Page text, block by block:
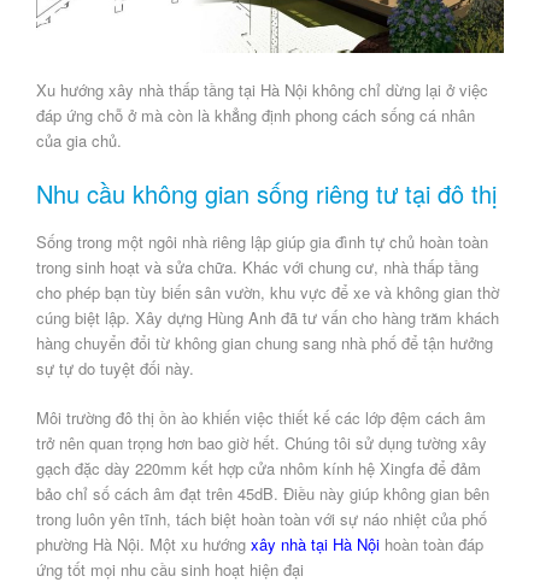
Xu hướng xây nhà thấp tầng tại Hà Nội không chỉ dừng lại ở việc
đáp ứng chỗ ở mà còn là khẳng định phong cách sống cá nhân
của gia chủ.
Nhu cầu không gian sống riêng tư tại đô thị
Sống trong một ngôi nhà riêng lập giúp gia đình tự chủ hoàn toàn
trong sinh hoạt và sửa chữa. Khác với chung cư, nhà thấp tầng
cho phép bạn tùy biến sân vườn, khu vực để xe và không gian thờ
cúng biệt lập. Xây dựng Hùng Anh đã tư vấn cho hàng trăm khách
hàng chuyển đổi từ không gian chung sang nhà phố để tận hưởng
sự tự do tuyệt đối này.
Môi trường đô thị ồn ào khiến việc thiết kế các lớp đệm cách âm
trở nên quan trọng hơn bao giờ hết. Chúng tôi sử dụng tường xây
gạch đặc dày 220mm kết hợp cửa nhôm kính hệ Xingfa để đảm
bảo chỉ số cách âm đạt trên 45dB. Điều này giúp không gian bên
trong luôn yên tĩnh, tách biệt hoàn toàn với sự náo nhiệt của phố
phường Hà Nội. Một xu hướng xây nhà tại Hà Nội hoàn toàn đáp
ứng tốt mọi nhu cầu sinh hoạt hiện đại